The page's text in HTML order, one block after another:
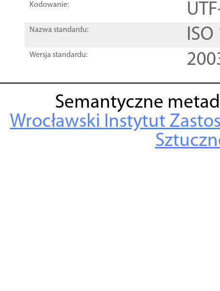
Kodowanie:
Nazwa standardu:
Wersja standardu:
Semantyczne
Wrocławski Instytut